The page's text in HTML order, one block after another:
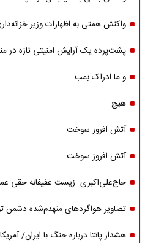
واکنش همتی به اظهارات وزیر
پشت‌پرده یک آرایش امنیتی تازه در
و ما ادراک بمب
هیچ
آتش افروز سوخت
آتش افروز سوخت
حاج‌علی‌اکبری: زیست عفیفانه حقی
تصاویر هواگردهای منهدم‌شده دشمن
هشدار پانتا درباره جنگ با ایران/